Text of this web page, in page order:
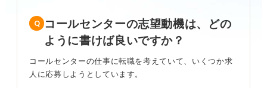
コールセンターの志望動機は、どの
ように書けば良いですか？
コールセンターの仕事に転職を考えていて、いくつか求
人に応募しようとしています。